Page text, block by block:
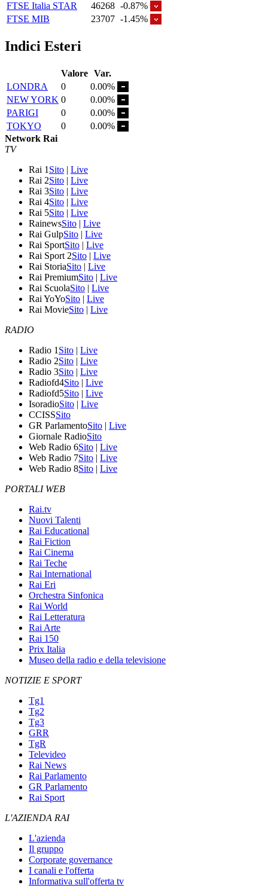
FTSE Italia STAR
46268 -0.87%
FTSE MIB
23707 -1.45%
Indici Esteri
Valore Var.
LONDRA
0
0.00%
NEW YORK 0
0.00%
PARIGI
0
0.00%
TOKYO
0
0.00%
Network Rai
TV
Rai 1 Sito | Live
Rai 2Sito | Live
Rai 3Sito | Live
Rai 4Sito | Live
Rai 5Sito | Live
RainewsSito | Live
Rai GulpSito | Live
Rai SportSito | Live
Rai Sport 2Sito | Live
Rai StoriaSito | Live
Rai PremiumSito | Live
Rai ScuolaSito | Live
Rai YoYoSito | Live
Rai MovieSito | Live
RADIO
Radio 1 Sito | Live
Radio 2Sito | Live
Radio 3Sito | Live
Radiofd4Sito | Live
Radiofd5Sito | Live
IsoradioSito | Live
CCISSSito
GR ParlamentoSito | Live
Giornale RadioSito
Web Radio 6Sito | Live
Web Radio 7Sito | Live
Web Radio 8Sito | Live
PORTALI WEB
Rai.tv
Nuovi Talenti
Rai Educational
Rai Fiction
Rai Cinema
Rai Teche
Rai International
Rai Eri
Orchestra Sinfonica
Rai World
Rai Letteratura
Rai Arte
Rai 150
Prix Italia
Museo della radio e della televisione
NOTIZIE E SPORT
Tg1
Tg2
Tg3
GRR
TgR
Televideo
Rai News
Rai Parlamento
GR Parlamento
Rai Sport
L'AZIENDA RAI
L'azienda
Il gruppo
Corporate governance
I canali e l'offerta
Informativa sull'offerta tv